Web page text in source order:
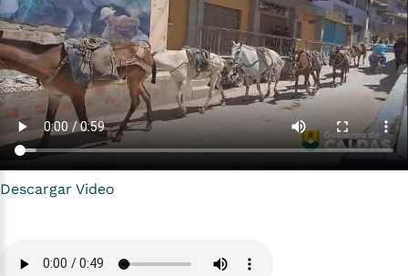
Descargar Video